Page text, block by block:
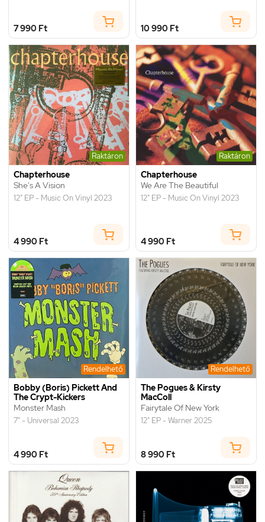
7 990 Ft 10 990 Ft
Raktáron
Chapterhouse
She's A Vision
12" EP - Music On Vinyl 2023
4 990 Ft
Raktáron
Chapterhouse
We Are The Beautiful
12" EP - Music On Vinyl 2023
4 990 Ft
Rendelhető
Bobby (Boris) Pickett And
The Crypt-Kickers
Monster Mash
7" - Universal 2023
4 990 Ft
Rendelhető
The Pogues & Kirsty
MacColl
Fairytale Of New York
12" EP - Warner 2025
8 990 Ft